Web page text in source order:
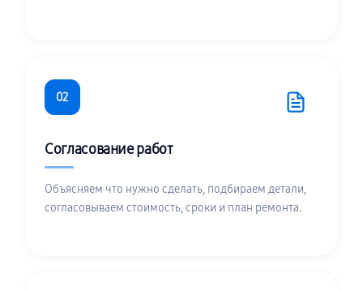
02
Согласование работ
Объясняем что нужно сделать, подбираем детали,
согласовываем стоимость, сроки и план ремонта.